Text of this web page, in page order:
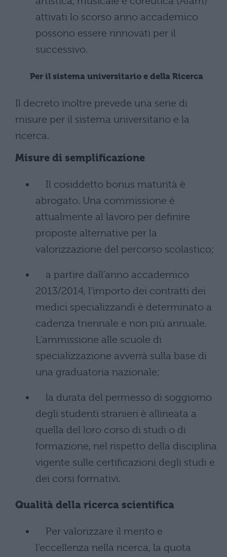
attivati lo scorso anno accademico
possono essere rinnovati per il
successivo.
Per il sistema universitario e della Ricerca
Il decreto inoltre prevede una serie di
misure per il sistema universitario e la
ricerca.
Misure di semplificazione
Il cosiddetto bonus maturità è
abrogato. Una commissione è
attualmente al lavoro per definire
proposte alternative per la
valorizzazione del percorso scolastico;
a partire dall’anno accademico
2013/2014, l’importo dei contratti dei
medici specializzandi è determinato a
cadenza triennale e non più annuale.
L’ammissione alle scuole di
specializzazione avverrà sulla base di
una graduatoria nazionale;
la durata del permesso di soggiorno
degli studenti stranieri è allineata a
quella del loro corso di studi o di
formazione, nel rispetto della disciplina
vigente sulle certificazioni degli studi e
dei corsi formativi.
Qualità della ricerca scientifica
Per valorizzare il merito e
l’eccellenza nella ricerca, la quota